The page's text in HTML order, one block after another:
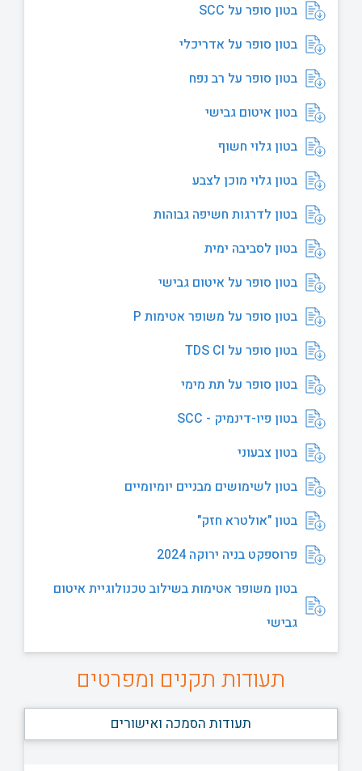
בטון סופר על SCC
בטון סופר על אדריכלי
בטון סופר על רב נפח
בטון איטום גבישי
בטון גלוי חשוף
בטון גלוי מוכן לצבע
בטון לדרגות חשיפה גבוהות
בטון לסביבה ימית
בטון סופר על איטום גבישי
בטון סופר על משופר אטימות P
בטון סופר על TDS CI
בטון סופר על תת מימי
בטון פיו-דינמיק - SCC
בטון צבעוני
בטון לשימושים מבניים יומיומיים
בטון "אולטרא חזק"
פרוספקט בניה ירוקה 2024
בטון משופר אטימות בשילוב טכנולוגיית איטום
גבישי
תעודות תקנים ומפרטים
תעודות הסמכה ואישורים